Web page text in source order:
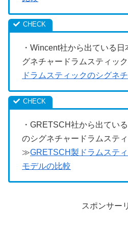
・Wincent社から出ている
グネチャードラムスティッ
ドラムスティックのシグネ
・GRETSCH社から出てい
のシグネチャードラムステ
≫GRETSCH製ドラムステ
モデルの比較
スポンサー